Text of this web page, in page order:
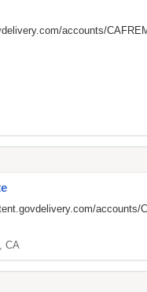
accounts/
accounts/
CA